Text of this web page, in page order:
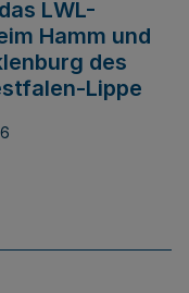
LWL-
Hamm und
des
Lippe